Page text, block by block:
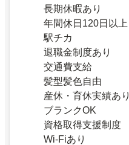
長期休暇あり
年間休日120日以上
駅チカ
退職金制度あり
交通費支給
髪型髪色自由
産休・育休実績あり
ブランクOK
資格取得支援制度
Wi-Fiあり